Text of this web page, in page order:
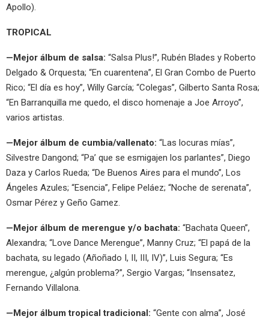
Apollo).
TROPICAL
—Mejor álbum de salsa: “Salsa Plus!”, Rubén Blades y Roberto
Delgado & Orquesta; “En cuarentena”, El Gran Combo de Puerto
Rico; “El día es hoy”, Willy García; “Colegas”, Gilberto Santa Rosa;
“En Barranquilla me quedo, el disco homenaje a Joe Arroyo”,
varios artistas.
—Mejor álbum de cumbia/vallenato: “Las locuras mías”,
Silvestre Dangond; “Pa’ que se esmigajen los parlantes”, Diego
Daza y Carlos Rueda; “De Buenos Aires para el mundo”, Los
Ángeles Azules; “Esencia”, Felipe Peláez; “Noche de serenata”,
Osmar Pérez y Geño Gamez.
—Mejor álbum de merengue y/o bachata: “Bachata Queen”,
Alexandra; “Love Dance Merengue”, Manny Cruz; “El papá de la
bachata, su legado (Añoñado I, II, III, IV)”, Luis Segura; “Es
merengue, ¿algún problema?”, Sergio Vargas; “Insensatez,
Fernando Villalona.
—Mejor álbum tropical tradicional: “Gente con alma”, José